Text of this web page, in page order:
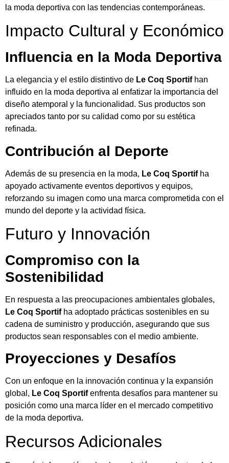
la moda deportiva con las tendencias contemporáneas.
Impacto Cultural y Económico
Influencia en la Moda Deportiva
La elegancia y el estilo distintivo de Le Coq Sportifhan
influido en la moda deportiva al enfatizar la importancia del
diseño atemporal y la funcionalidad. Sus productos son
apreciados tanto por su calidad como por su estética
refinada.
Contribución al Deporte
Además de su presencia en la moda, Le Coq Sportifha
apoyado activamente eventos deportivos y equipos,
reforzando su imagen como una marca comprometida con el
mundo del deporte y la actividad física.
Futuro y Innovación
Compromiso con la
Sostenibilidad
En respuesta a las preocupaciones ambientales globales,
Le Coq Sportifha adoptado prácticas sostenibles en su
cadena de suministro y producción, asegurando que sus
productos sean responsables con el medio ambiente.
Proyecciones y Desafíos
Con un enfoque en la innovación continua y la expansión
global, Le Coq Sportifenfrenta desafíos para mantener su
posición como una marca líder en el mercado competitivo
de la moda deportiva.
Recursos Adicionales